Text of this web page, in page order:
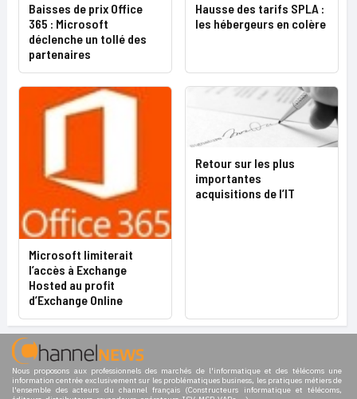
Baisses de prix Office
365 : Microsoft
déclenche un tollé des
partenaires
Hausse des tarifs SPLA :
les hébergeurs en colère
Microsoft limiterait
l’accès à Exchange
Hosted au profit
d’Exchange Online
Retour sur les plus
importantes
acquisitions de l’IT
Nous proposons aux professionnels des marchés de l'informatique et des télécoms une
information centrée exclusivement sur les problématiques business, les pratiques métiers de
l'ensemble des acteurs du channel français (Constructeurs informatique et télécoms,